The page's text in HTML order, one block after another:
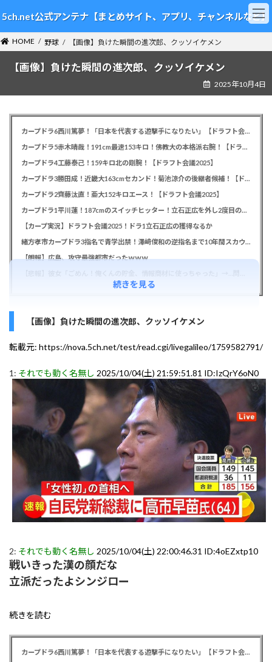
ン
テ
ン
ツ
ビ
ゲ
ー
シ
5ch.net公式アンテナ【まとめサイト、アプリ、チャンネルなど】
HOME 野球 【画像】負けた瞬間の進次郎、クッソイケメン
【画像】負けた瞬間の進次郎、クッソイケメン
2025年10月4日
カープドラ6西川篤夢！「日本を代表する遊撃手になりたい」【ドラフト会議2025】
カープドラ5赤木晴哉！191cm最速153キロ！佛教大の本格派右腕！【ドラフト会議2025】
カープドラ4工藤泰己！159キロ北の剛腕！【ドラフト会議2025】
カープドラ3勝田成！近畿大163cmセカンド！菊池涼介の後継者候補！【ドラフト会議2025】
カープドラ2齊藤汰直！亜大152キロエース！【ドラフト会議2025】
カープドラ1平川蓮！187cmのスイッチヒッター！立石正広を外し2度目の重複も新井監督がクジを引き当てる！【ドラフト会議2025】
【カープ実況】ドラフト会議2025！ドラ1立石正広の獲得なるか
緒方孝市カープドラ3指名で青学出禁！澤﨑俊和の逆指名まで10年間スカウト出禁
【朗報】広島、攻守最強都市だったｗｗｗ
【画像】負けた瞬間の進次郎、クッソイケメン
転載元: https://nova.5ch.net/test/read.cgi/livegalileo/1759582791/
1: それでも動く名無し 2025/10/04(土) 21:59:51.81 ID:IzQrY6oN0
2: それでも動く名無し 2025/10/04(土) 22:00:46.31 ID:4oEZxtp10
戦いきった漢の顔だな
立派だったよシンジロー
続きを読む
続きを見る